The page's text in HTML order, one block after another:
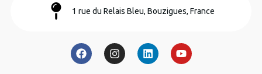
1 rue du Relais Bleu, Bouzigues, France
a
c
e
n
s
t
i
n
k
o
u
t